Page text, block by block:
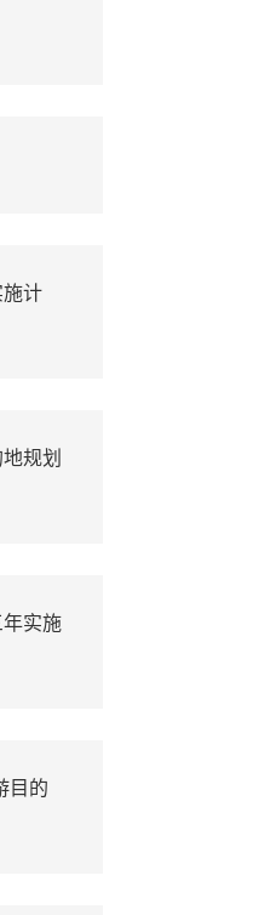
计
规划
实施
目的